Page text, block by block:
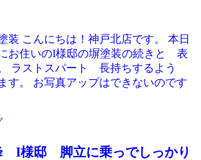
装 こんにちは！神戸北店です。 本日
お住いのI様邸の塀塗装の続きと 表
ラストスパート 長持ちするよう
す。 お写真アップはできないのです
I様邸 脚立に乗っでしっかり